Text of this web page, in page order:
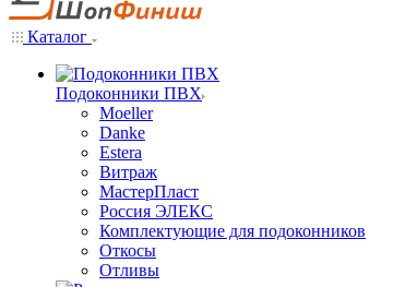
Каталог
Подоконники ПВХ
Moeller
Danke
Estera
Витраж
МастерПласт
Россия ЭЛЕКС
Комплектующие для подоконников
Откосы
Отливы